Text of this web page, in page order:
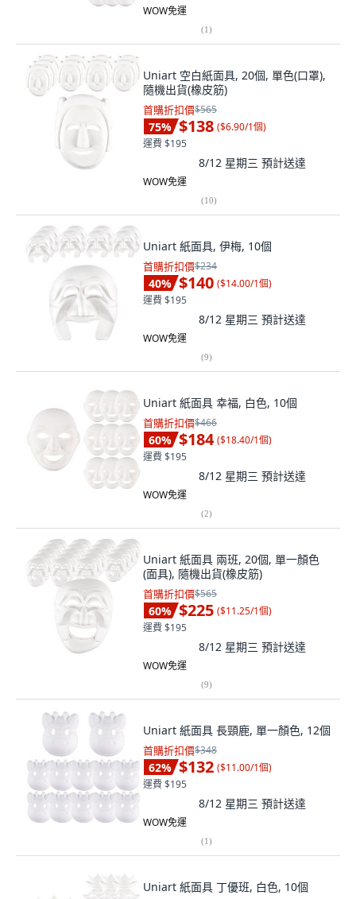
WOW免運
(1)
Uniart 空白紙面具, 20個, 單色(口罩),
隨機出貨(橡皮筋)
首購折扣價$565
75% $138 ($6.90/1個)
運費 $195
8/12 星期三 預計送達
WOW免運
(10)
Uniart 紙面具, 伊梅, 10個
首購折扣價$234
40% $140 ($14.00/1個)
運費 $195
8/12 星期三 預計送達
WOW免運
(9)
Uniart 紙面具 幸福, 白色, 10個
首購折扣價$466
60% $184 ($18.40/1個)
運費 $195
8/12 星期三 預計送達
WOW免運
(2)
Uniart 紙面具 兩班, 20個, 單一顏色
(面具), 隨機出貨(橡皮筋)
首購折扣價$565
60% $225 ($11.25/1個)
運費 $195
8/12 星期三 預計送達
WOW免運
(9)
Uniart 紙面具 長頸鹿, 單一顏色, 12個
首購折扣價$348
62% $132 ($11.00/1個)
運費 $195
8/12 星期三 預計送達
WOW免運
(1)
Uniart 紙面具 丁優班, 白色, 10個